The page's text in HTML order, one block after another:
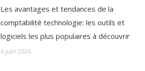
Les avantages et tendances de la
comptabilité technologie: les outils et
logiciels les plus populaires à découvrir
6 juin 2026